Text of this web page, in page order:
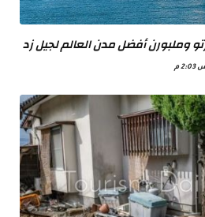
وملبورن أفضل مدن العالم لجيل زد